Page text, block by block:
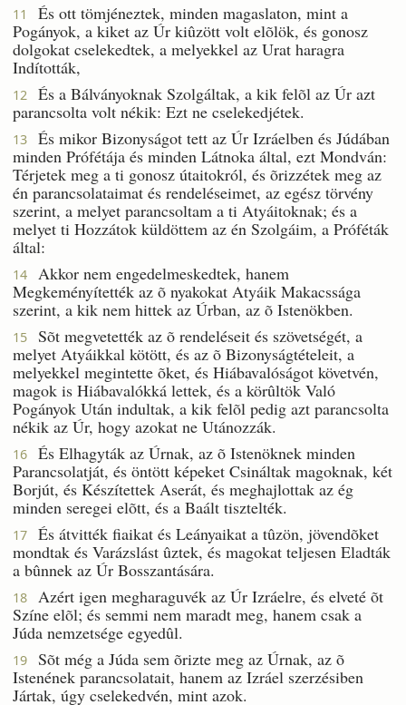
11
És ott tömjéneztek, minden magaslaton, mint a
Pogányok, a kiket az Úr kiûzött volt elõlök, és gonosz
dolgokat cselekedtek, a melyekkel az Urat haragra
Indították,
12
És a Bálványoknak Szolgáltak, a kik felõl az Úr azt
parancsolta volt nékik: Ezt ne cselekedjétek.
13
És mikor Bizonyságot tett az Úr Izráelben és Júdában
minden Prófétája és minden Látnoka által, ezt Mondván:
Térjetek meg a ti gonosz útaitokról, és õrizzétek meg az
én parancsolataimat és rendeléseimet, az egész törvény
szerint, a melyet parancsoltam a ti Atyáitoknak; és a
melyet ti Hozzátok küldöttem az én Szolgáim, a Próféták
által:
14
Akkor nem engedelmeskedtek, hanem
Megkeményítették az õ nyakokat Atyáik Makacssága
szerint, a kik nem hittek az Úrban, az õ Istenökben.
15
Sõt megvetették az õ rendeléseit és szövetségét, a
melyet Atyáikkal kötött, és az õ Bizonyságtételeit, a
melyekkel megintette õket, és Hiábavalóságot követvén,
magok is Hiábavalókká lettek, és a körûltök Való
Pogányok Után indultak, a kik felõl pedig azt parancsolta
nékik az Úr, hogy azokat ne Utánozzák.
16
És Elhagyták az Úrnak, az õ Istenöknek minden
Parancsolatját, és öntött képeket Csináltak magoknak, két
Borjút, és Készítettek Aserát, és meghajlottak az ég
minden seregei elõtt, és a Baált tisztelték.
17
És átvitték fiaikat és Leányaikat a tûzön, jövendõket
mondtak és Varázslást ûztek, és magokat teljesen Eladták
a bûnnek az Úr Bosszantására.
18
Azért igen megharaguvék az Úr Izráelre, és elveté õt
Színe elõl; és semmi nem maradt meg, hanem csak a
Júda nemzetsége egyedûl.
19
Sõt még a Júda sem õrizte meg az Úrnak, az õ
Istenének parancsolatait, hanem az Izráel szerzésiben
Jártak, úgy cselekedvén, mint azok.